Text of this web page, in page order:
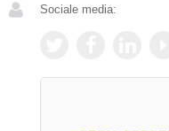
Sociale media: